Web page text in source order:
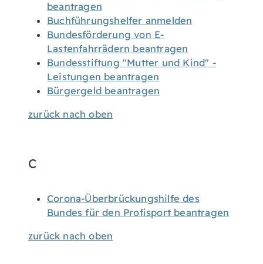
beantragen
Buchführungshelfer anmelden
Bundesförderung von E-
Lastenfahrrädern beantragen
Bundesstiftung "Mutter und Kind" -
Leistungen beantragen
Bürgergeld beantragen
zurück nach oben
C
Corona-Überbrückungshilfe des
Bundes für den Profisport beantragen
zurück nach oben